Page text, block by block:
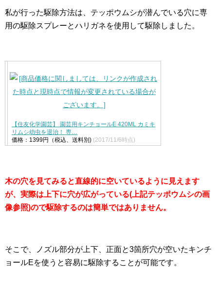
私が行った駆除方法は、テッポウムシが潜んでいる穴に専
用の駆除スプレーとハリガネを使用して駆除しました。
【住友化学園芸】 園芸用キンチョールE 420ML カミキ
リムシ幼虫を退治！ 専…
価格：1399円（税込、送料別) (2017/11/6時点)
木の穴を見てみると直線的に空いているように見えます
が、実際は上下に穴が広がっている(上記テッポウムシの画
像参照)ので駆除するのは簡単ではありません。
そこで、ノズル部分が上下、正面と3箇所穴が空いたキンチ
ョールEを使うと容易に駆除することが可能です。